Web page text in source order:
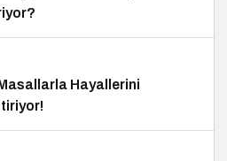
Hayallerini